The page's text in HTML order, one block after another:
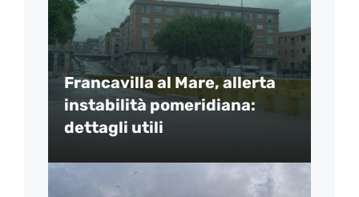
Francavilla al Mare, allerta
instabilità pomeridiana:
dettagli utili